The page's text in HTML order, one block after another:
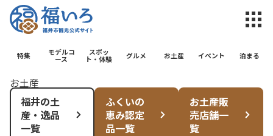
福井市観光
特集
モデルコ
ース
スポッ
ト・体験
グルメ お土産 イベント 泊まる
お土産
福井の土
産・逸品
一覧
ふくいの
恵み認定
品一覧
お土産販
売店舗一
覧